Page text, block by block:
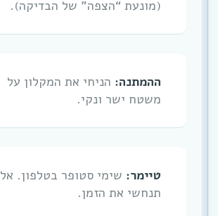
(מונעת “הצפה” של הבדיקה).
ההמתנה: הניחי את המקלון על
משטח ישר ונקי.
טיימר: שימי סטופר בטלפון. אל
תנחשי את הזמן.